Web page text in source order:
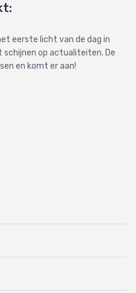
eerste licht van de dag in
schijnen op actualiteiten. De
en komt er aan!